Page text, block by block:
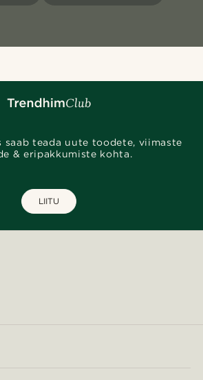
saab teada uute toodete, viimaste
& eripakkumiste kohta.
LIITU